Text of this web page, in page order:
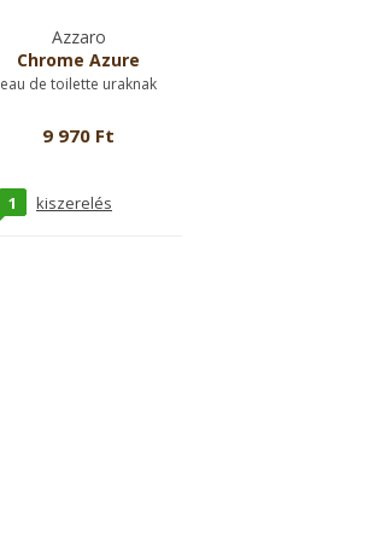
Azzaro
Chrome Azure
eau de toilette uraknak
9 970 Ft
1 kiszerelés